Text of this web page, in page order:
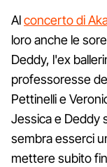
Alconcerto di
loro anche le
Deddy, l'ex
professoresse
Pettinelli e
Jessica e Deddy
sembra esserci
mettere subito